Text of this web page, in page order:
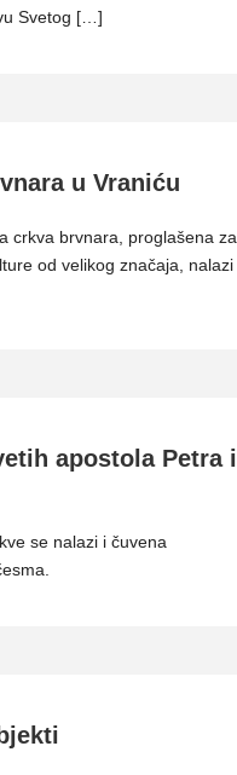
Svetog […]
u Vraniću
crkva brvnara, proglašena za
od velikog značaja, nalazi
apostola Petra i
se nalazi i čuvena